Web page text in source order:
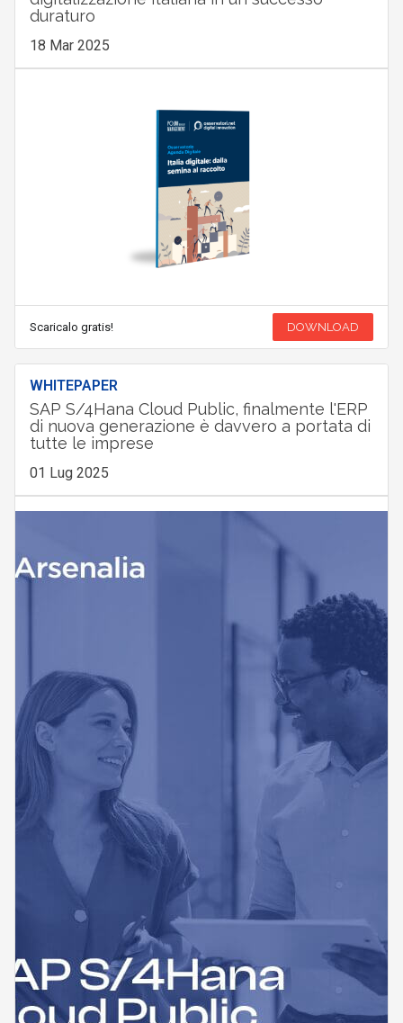
duraturo
18 Mar 2025
Scaricalo gratis! DOWNLOAD
WHITEPAPER
SAP S/4Hana Cloud Public, finalmente l'ERP
di nuova generazione è davvero a portata di
tutte le imprese
01 Lug 2025